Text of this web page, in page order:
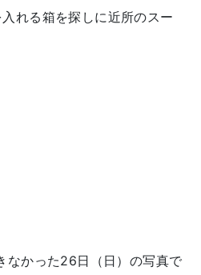
れる箱を探しに近所のスー
なかった26日（日）の写真で